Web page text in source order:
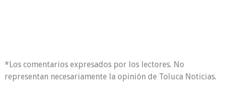
*Los comentarios expresados por los lectores. No
representan necesariamente la opinión de Toluca Noticias.